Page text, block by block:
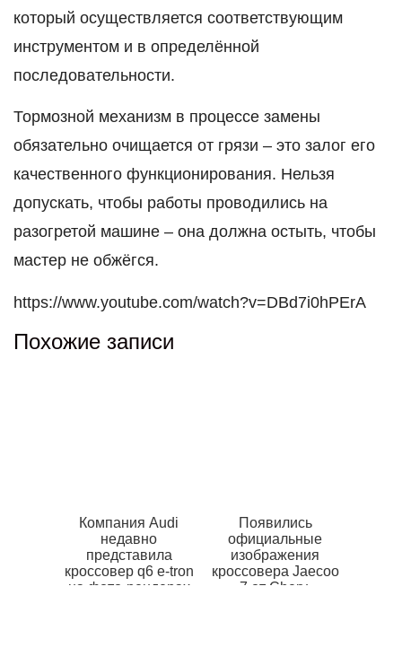
который осуществляется соответствующим
инструментом и в определённой
последовательности.
Тормозной механизм в процессе замены
обязательно очищается от грязи – это залог его
качественного функционирования. Нельзя
допускать, чтобы работы проводились на
разогретой машине – она должна остыть, чтобы
мастер не обжёгся.
https://www.youtube.com/watch?v=DBd7i0hPErA
Похожие записи
Компания Audi
недавно
представила
кроссовер q6 e-tron
на фото-рендерах
Появились
официальные
изображения
кроссовера Jaecoo
7 от Chery,